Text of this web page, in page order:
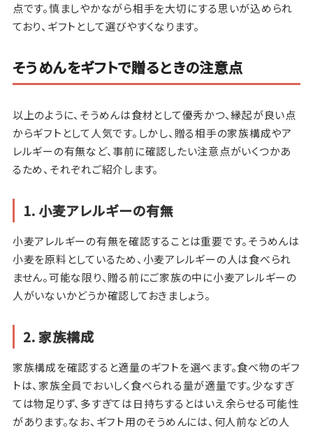
点です。慎ましやかながら相手を大切にする思いが込められ
ており、ギフトとして選びやすくなります。
そうめんをギフトで贈るときの注意点
以上のように、そうめんは食材として優秀かつ、縁起が良い点
からギフトとして人気です。しかし、贈る相手の家族構成やア
レルギーの有無など、事前に確認したい注意点がいくつかあ
るため、それぞれご紹介します。
1. 小麦アレルギーの有無
小麦アレルギーの有無を確認することは重要です。そうめんは
小麦を原料としているため、小麦アレルギーの人は食べられ
ません。可能な限り、贈る前にご家族の中に小麦アレルギーの
人がいないかどうか確認しておきましょう。
2. 家族構成
家族構成を確認すると適量のギフトを選べます。食べ物のギフ
トは、家族全員でおいしく食べられる量が適量です。少なすぎ
ては物足りず、多すぎては日持ちするとはいえ余らせる可能性
があります。なお、ギフト用のそうめんには、何人前などの人